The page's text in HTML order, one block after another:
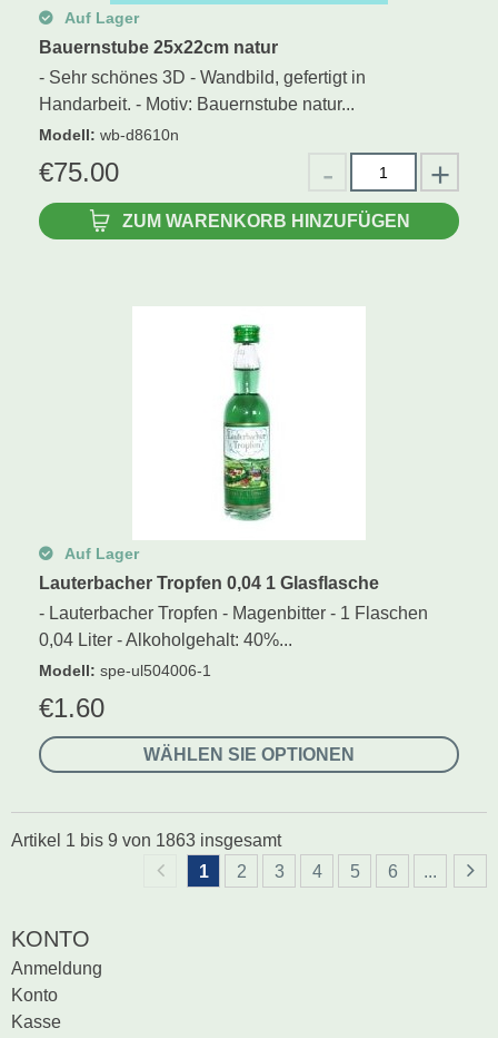
Auf Lager
Bauernstube 25x22cm natur
- Sehr schönes 3D - Wandbild, gefertigt in
Handarbeit. - Motiv: Bauernstube natur...
Modell: wb-d8610n
€75.00
ZUM WARENKORB HINZUFÜGEN
Auf Lager
Lauterbacher Tropfen 0,04 1 Glasflasche
- Lauterbacher Tropfen - Magenbitter - 1 Flaschen
0,04 Liter - Alkoholgehalt: 40%...
Modell: spe-ul504006-1
€1.60
WÄHLEN SIE OPTIONEN
Artikel 1 bis 9 von 1863 insgesamt
1
2 3 4 5 6 ...
KONTO
Anmeldung
Konto
Kasse